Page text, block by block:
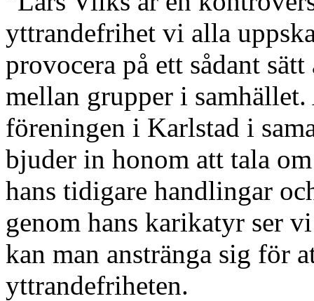
yttrandefrihet vi alla
provocera på ett sådant
mellan grupper i
föreningen i Karlstad i
bjuder in honom att tala
hans tidigare handlingar
genom hans karikatyr ser
kan man anstränga sig för
yttrandefriheten.